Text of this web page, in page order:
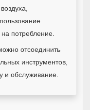
потребление.
отсоединить
инструментов,
и обслуживание.